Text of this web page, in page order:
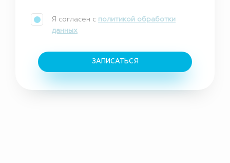
Я согласен с политикой обработки
данных
ЗАПИСАТЬСЯ